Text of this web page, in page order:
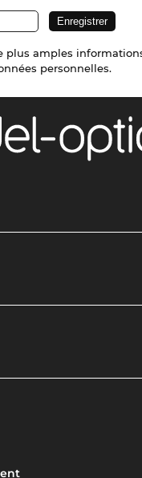
plus amples
personnelles.